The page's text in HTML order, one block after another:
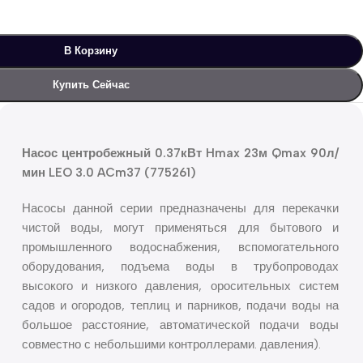
В Корзину
Купить Сейчас
Насос центробежный 0.37кВт Hmax 23м Qmax 90л/
мин LEO 3.0 ACm37 (775261)
Насосы данной серии предназначены для перекачки
чистой воды, могут применяться для бытового и
промышленного водоснабжения, вспомогательного
оборудования, подъема воды в трубопроводах
высокого и низкого давления, оросительных систем
садов и огородов, теплиц и парников, подачи воды на
большое расстояние, автоматической подачи воды
совместно с небольшими контроллерами. давления).